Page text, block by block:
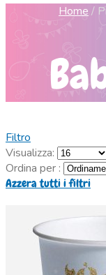
Home /
Filtro
Visualizza:
Ordina per :
Azzera tutti i filtri